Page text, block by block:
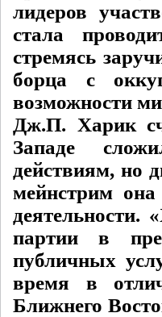
лидеров
стала
стремясь
борца с
возможности
Дж.П. Харик
Западе
действиям, но
мейнстрим
деятельности.
партии в
публичных
время в
Ближнего